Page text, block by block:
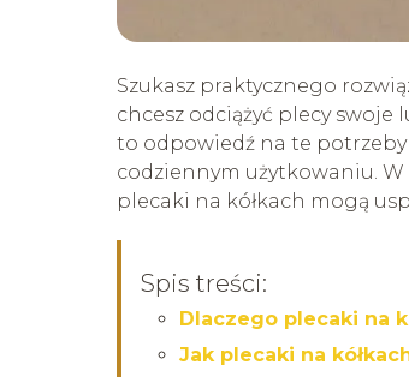
Szukasz praktycznego
chcesz odciążyć plecy
to odpowiedź na te
codziennym użytkowaniu.
plecaki na kółkach mogą
Spis treści:
Dlaczego plecaki na
Jak plecaki na